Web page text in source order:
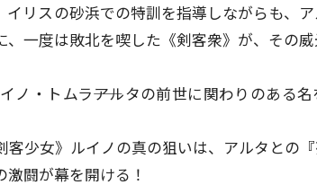
リスの砂浜での特訓を指導しながらも、
一度は敗北を喫した《剣客衆》が、その
・トムラ――アルタの前世に関わりのある
少女》ルイノの真の狙いは、アルタとの『
闘が幕を開ける！